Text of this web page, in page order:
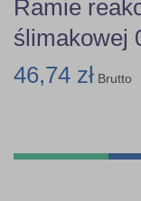
Ramie
ślimakowej
46,74 zł Brutto